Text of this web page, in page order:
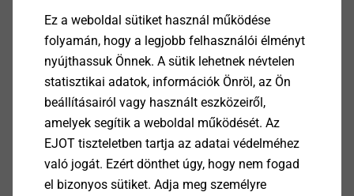
®
Termék megtekintése
Ez a weboldal sütiket használ működése
folyamán, hogy a legjobb felhasználói élményt
nyújthassuk Önnek. A sütik lehetnek névtelen
statisztikai adatok, információk Önröl, az Ön
beállításairól vagy használt eszközeiről,
amelyek segítik a weboldal működését. Az
EJOT tiszteletben tartja az adatai védelméhez
való jogát. Ezért dönthet úgy, hogy nem fogad
el bizonyos sütiket. Adja meg személyre